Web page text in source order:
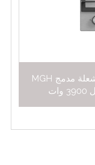
موقد غاز ميلين 30 سم 2 شعلة مدمج MGH